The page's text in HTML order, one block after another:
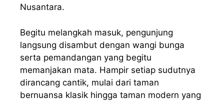
Nusantara.
Begitu melangkah masuk, pengunjung
langsung disambut dengan wangi bunga
serta pemandangan yang begitu
memanjakan mata. Hampir setiap sudutnya
dirancang cantik, mulai dari taman
bernuansa klasik hingga taman modern yang